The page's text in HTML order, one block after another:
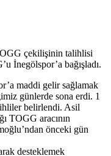
çekilişinin talihlisi
İnegölspor’a bağışladı.
maddi gelir sağlamak
günlerde sona erdi. 1
belirlendi. Asil
TOGG aracının
önceki gün
desteklemek